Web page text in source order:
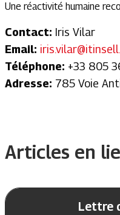
Une réactivité humaine
Contact: Iris Vilar
Email:
Téléphone: +33 805
Adresse: 785 Voie
Articles en
Lettre